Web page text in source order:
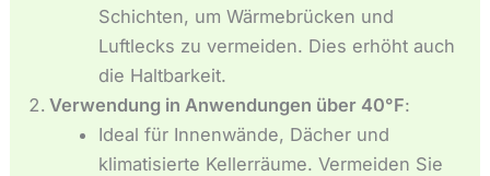
Schichten, um Wärmebrücken und
Luftlecks zu vermeiden. Dies erhöht auch
die Haltbarkeit.
Verwendung in Anwendungen über 40°F:
Ideal für Innenwände, Dächer und
klimatisierte Kellerräume. Vermeiden Sie